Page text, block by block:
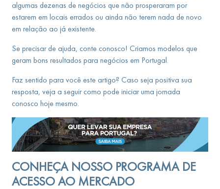
algumas dezenas de negócios que não prosperaram por
estarem em locais errados ou ainda não terem nada de novo
em relação ao já existente.
Se precisar de ajuda, conte conosco! Criamos modelos que
geram bons resultados para negócios em Portugal.
Faz sentido para você este artigo? Caso seja positiva sua
resposta, veja a seguir como pode iniciar uma jornada
conosco hoje mesmo.
CONHEÇA NOSSO PROGRAMA DE
ACESSO AO MERCADO